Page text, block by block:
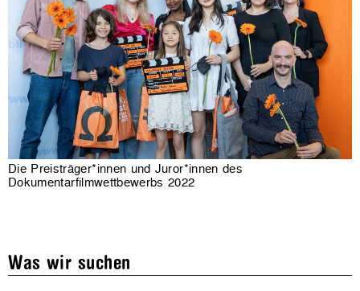
Die Preisträger*innen und Juror*innen des
Dokumentarfilmwettbewerbs 2022
Was wir suchen